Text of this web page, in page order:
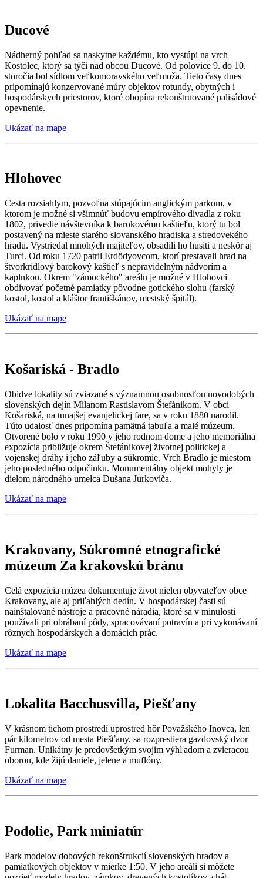
Ducové
Nádherný pohľad sa naskytne každému, kto vystúpi na vrch
Kostolec, ktorý sa týči nad obcou Ducové. Od polovice 9. do 10.
storočia bol sídlom veľkomoravského veľmoža. Tieto časy dnes
pripomínajú konzervované múry objektov rotundy, obytných i
hospodárskych priestorov, ktoré obopína rekonštruované palisádové
opevnenie.
Ukázať na mape
Hlohovec
Cesta rozsiahlym, pozvoľna stúpajúcim anglickým parkom, v
ktorom je možné si všimnúť budovu empírového divadla z roku
1802, privedie návštevníka k barokovému kaštieľu, ktorý tu bol
postavený na mieste starého slovanského hradiska a stredovekého
hradu. Vystriedal mnohých majiteľov, obsadili ho husiti a neskôr aj
Turci. Od roku 1720 patril Erdödyovcom, ktorí prestavali hrad na
štvorkrídlový barokový kaštieľ s nepravidelným nádvorím a
kaplnkou. Okrem "zámockého" areálu je možné v Hlohovci
obdivovať početné pamiatky pôvodne gotického slohu (farský
kostol, kostol a kláštor františkánov, mestský špitál).
Ukázať na mape
Košariská - Bradlo
Obidve lokality sú zviazané s významnou osobnosťou novodobých
slovenských dejín Milanom Rastislavom Štefánikom. V obci
Košariská, na tunajšej evanjelickej fare, sa v roku 1880 narodil.
Túto udalosť dnes pripomína pamätná tabuľa a malé múzeum.
Otvorené bolo v roku 1990 v jeho rodnom dome a jeho memoriálna
expozícia približuje okrem Štefánikovej životnej politickej a
vojenskej dráhy i jeho záľuby a súkromie. Vrch Bradlo je miestom
jeho posledného odpočinku. Monumentálny objekt mohyly je
dielom národného umelca Dušana Jurkoviča.
Ukázať na mape
Krakovany, Súkromné etnografické
múzeum Za krakovskú bránu
Celá expozícia múzea dokumentuje život nielen obyvateľov obce
Krakovany, ale aj priľahlých dedín. V hospodárskej časti sú
nainštalované nástroje a pracovné náradia, ktoré sa v minulosti
používali pri obrábaní pôdy, spracovávaní potravín a pri vykonávaní
rôznych hospodárskych a domácich prác.
Ukázať na mape
Lokalita Bacchusvilla, Piešťany
V krásnom tichom prostredí uprostred hôr Považského Inovca, len
pár kilometrov od mesta Piešťany, sa rozprestiera gazdovský dvor
Furman. Unikátny je predovšetkým svojim výhľadom a zvieracou
oborou, kde žijú daniele, jelene a muflóny.
Ukázať na mape
Podolie, Park miniatúr
Park modelov dobových rekonštrukcií slovenských hradov a
pamiatkových objektov v mierke 1:50. V jeho areáli si môžete